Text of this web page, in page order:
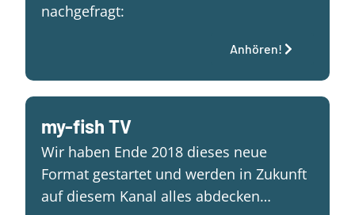
nachgefragt:
Anhören!
my-fish TV
Wir haben Ende 2018 dieses neue
Format gestartet und werden in Zukunft
auf diesem Kanal alles abdecken…